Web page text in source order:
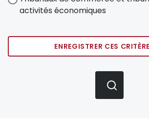
activités économiques
ENREGISTRER CES